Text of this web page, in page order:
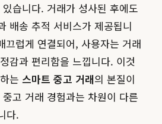
습니다. 거래가 성사된 후에도
배송 추적 서비스가 제공됩니
끄럽게 연결되어, 사용자는 거래
감과 편리함을 느낍니다. 이것
는 스마트 중고 거래의 본질이
고 거래 경험과는 차원이 다른
다.